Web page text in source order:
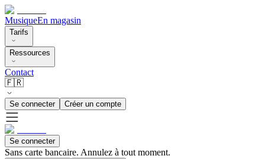
MusiqueEn magasin
Tarifs
Ressources
Contact
🇫🇷
Se connecter Créer un compte
Se connecter
Sans carte bancaire. Annulez à tout moment.